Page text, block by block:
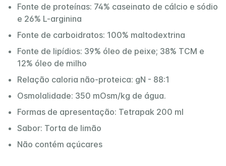
Fonte de proteínas: 74% caseinato de cálcio e sódio
e 26% L-arginina
Fonte de carboidratos: 100% maltodextrina
Fonte de lipídios: 39% óleo de peixe; 38% TCM e
12% óleo de milho
Relação caloria não-proteica: gN - 88:1
Osmolalidade: 350 mOsm/kg de água.
Formas de apresentação: Tetrapak 200 ml
Sabor: Torta de limão
Não contém açúcares